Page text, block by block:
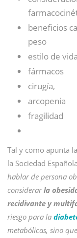
beneficios
peso
estilo de vida
fármacos
cirugía,
arcopenia
fragilidad
Tal y como apunta la
la Sociedad
hablar de persona
considerarla
recidivante y
riesgo para la
metabólicas, sino